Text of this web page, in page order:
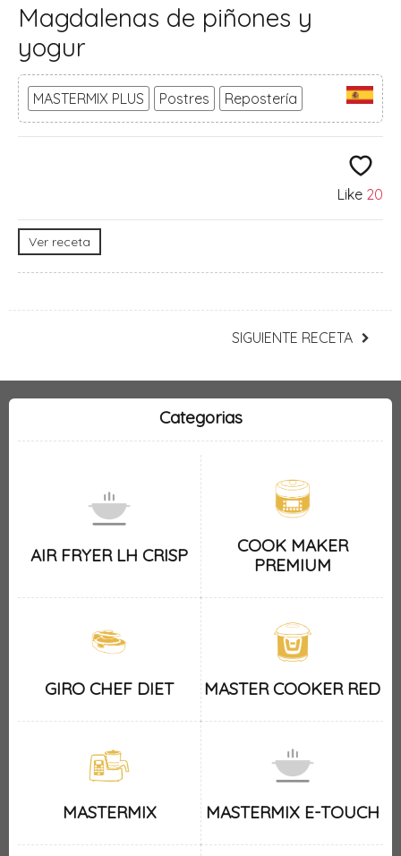
Magdalenas de piñones y
yogur
MASTERMIX PLUS Postres Repostería
Like 20
Ver receta
SIGUIENTE RECETA
Categorias
AIR FRYER LH CRISP
COOK MAKER
PREMIUM
GIRO CHEF DIET MASTER COOKER RED
MASTERMIX MASTERMIX E-TOUCH